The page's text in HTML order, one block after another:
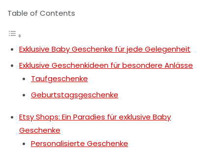
Table of Contents
Exklusive Baby Geschenke für jede Gelegenheit
Exklusive Geschenkideen für besondere Anlässe
Taufgeschenke
Geburtstagsgeschenke
Etsy Shops: Ein Paradies für exklusive Baby
Geschenke
Personalisierte Geschenke